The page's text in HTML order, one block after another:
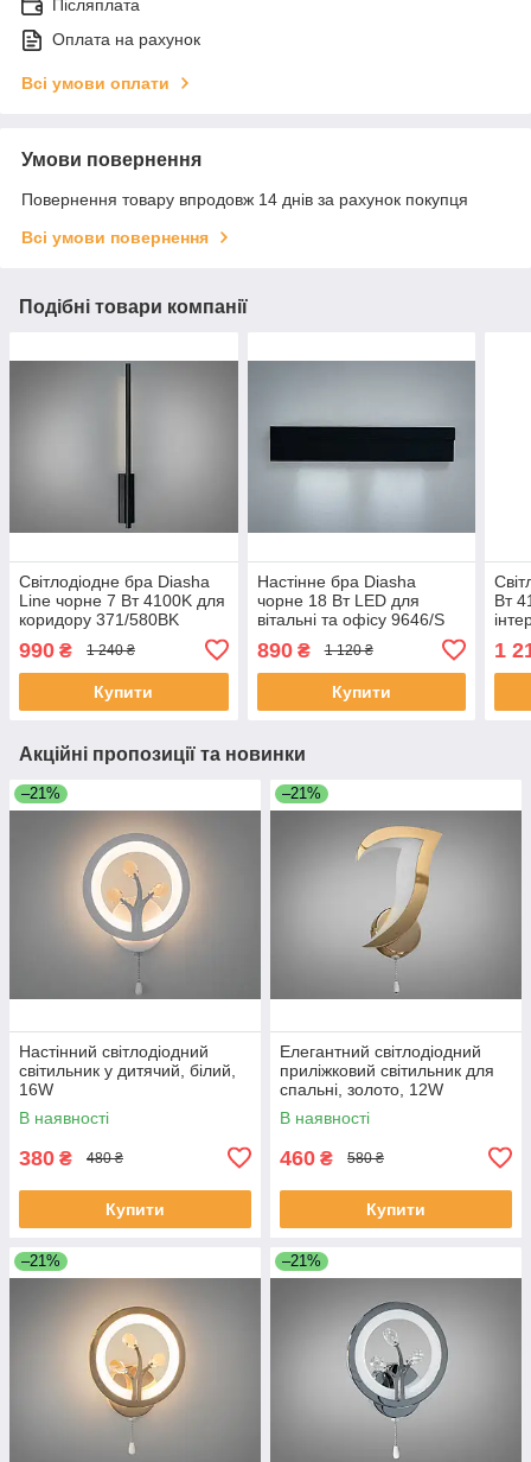
Післяплата
Оплата на рахунок
Всі умови оплати
Умови повернення
Повернення товару впродовж 14 днів за рахунок покупця
Всі умови повернення
Подібні товари компанії
Світлодіодне бра Diasha
Line чорне 7 Вт 4100K для
коридору 371/580BK
990 ₴ 1 240 ₴
Купити
Настінне бра Diasha
чорне 18 Вт LED для
вітальні та офісу 9646/S
890₴ 1 120 ₴
Купити
Вт
1
Акційні пропозиції та новинки
–21%
Настінний світлодіодний
світильник у дитячий, білий,
16W
В наявності
380 ₴ 480 ₴
Купити
–21%
Елегантний світлодіодний
приліжковий світильник для
спальні, золото, 12W
8146/1G
В наявності
460 ₴ 580 ₴
Купити
–21% –21%